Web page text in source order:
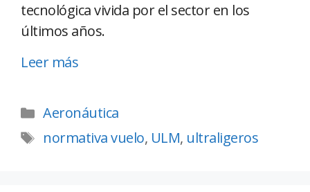
tecnológica vivida por el sector en los
últimos años.
Leer más
Aeronáutica
normativa vuelo, ULM, ultraligeros